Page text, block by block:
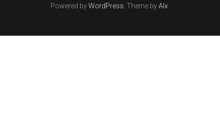
Powered byWordPress . Theme byAlx